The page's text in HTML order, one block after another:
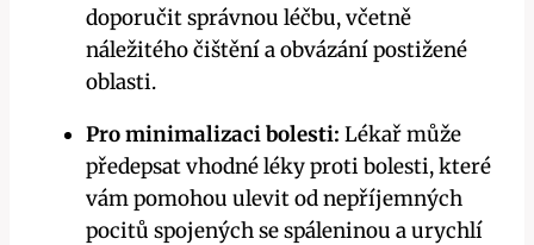
doporučit správnou léčbu, včetně
náležitého čištění a obvázání postižené
oblasti.
Pro minimalizaci bolesti: Lékař může
předepsat vhodné léky proti bolesti, které
vám pomohou ulevit od nepříjemných
pocitů spojených se spáleninou a urychlí